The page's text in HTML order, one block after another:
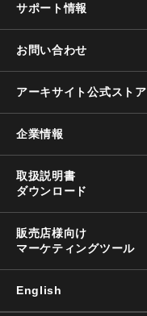
サポート情報
お問い合わせ
アーキサイト公式ストア
企業情報
取扱説明書
ダウンロード
販売店様向け
マーケティングツール
English